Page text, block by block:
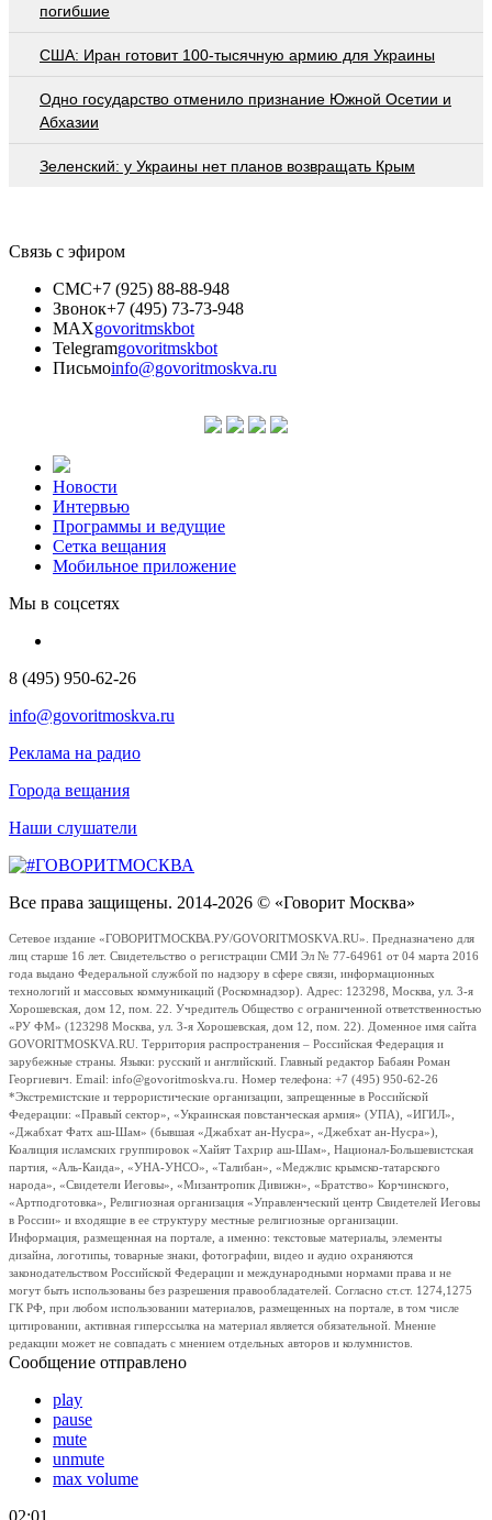
погибшие
США: Иран готовит 100-тысячную армию для Украины
Одно государство отменило признание Южной Осетии и
Абхазии
Зеленский: у Украины нет планов возвращать Крым
Связь с эфиром
СМС+7 (925) 88-88-948
Звонок+7 (495) 73-73-948
MAXgovoritmskbot
Telegramgovoritmskbot
Письмоinfo@govoritmoskva.ru
Новости
Интервью
Программы и ведущие
Сетка вещания
Мобильное приложение
Мы в соцсетях
8 (495) 950-62-26
info@govoritmoskva.ru
Реклама на радио
Города вещания
Наши слушатели
Все права защищены. 2014-2026 © «Говорит Москва»
Сетевое издание «ГОВОРИТМОСКВА.РУ/GOVORITMOSKVA.RU». Предназначено для
лиц старше 16 лет. Свидетельство о регистрации СМИ Эл № 77-64961 от 04 марта 2016
года выдано Федеральной службой по надзору в сфере связи, информационных
технологий и массовых коммуникаций (Роскомнадзор). Адрес: 123298, Москва, ул. 3-я
Хорошевская, дом 12, пом. 22. Учредитель Общество с ограниченной ответственностью
«РУ ФМ» (123298 Москва, ул. 3-я Хорошевская, дом 12, пом. 22). Доменное имя сайта
GOVORITMOSKVA.RU. Территория распространения – Российская Федерация и
зарубежные страны. Языки: русский и английский. Главный редактор Бабаян Роман
Георгиевич. Email: info@govoritmoskva.ru. Номер телефона: +7 (495) 950-62-26
*Экстремистские и террористические организации, запрещенные в Российской
Федерации: «Правый сектор», «Украинская повстанческая армия» (УПА), «ИГИЛ»,
«Джабхат Фатх аш-Шам» (бывшая «Джабхат ан-Нусра», «Джебхат ан-Нусра»),
Коалиция исламских группировок «Хайят Тахрир аш-Шам», Национал-Большевистская
партия, «Аль-Каида», «УНА-УНСО», «Талибан», «Меджлис крымско-татарского
народа», «Свидетели Иеговы», «Мизантропик Дивижн», «Братство» Корчинского,
«Артподготовка», Религиозная организация «Управленческий центр Свидетелей Иеговы
в России» и входящие в ее структуру местные религиозные организации.
Информация, размещенная на портале, а именно: текстовые материалы, элементы
дизайна, логотипы, товарные знаки, фотографии, видео и аудио охраняются
законодательством Российской Федерации и международными нормами права и не
могут быть использованы без разрешения правообладателей. Согласно ст.ст. 1274,1275
ГК РФ, при любом использовании материалов, размещенных на портале, в том числе
цитировании, активная гиперссылка на материал является обязательной. Мнение
редакции может не совпадать с мнением отдельных авторов и колумнистов.
Сообщение отправлено
play
pause
mute
unmute
max volume
02:01